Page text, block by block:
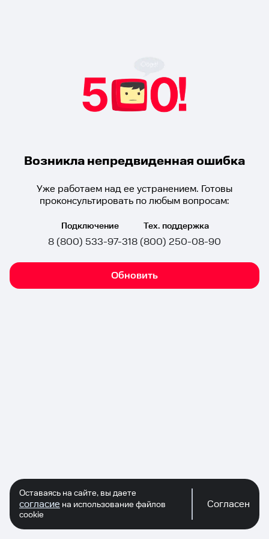
Возникла непредвиденная ошибка
Уже работаем над ее устранением. Готовы
проконсультировать по любым вопросам:
Подключение
8 (800) 533-97-31
Тех. поддержка
8 (800) 250-08-90
Обновить
Оставаясь на сайте, вы даете
согласие на использование файлов
cookie
Согласен